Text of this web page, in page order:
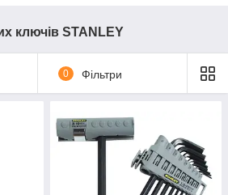
ключів STANLEY
0 Фільтри